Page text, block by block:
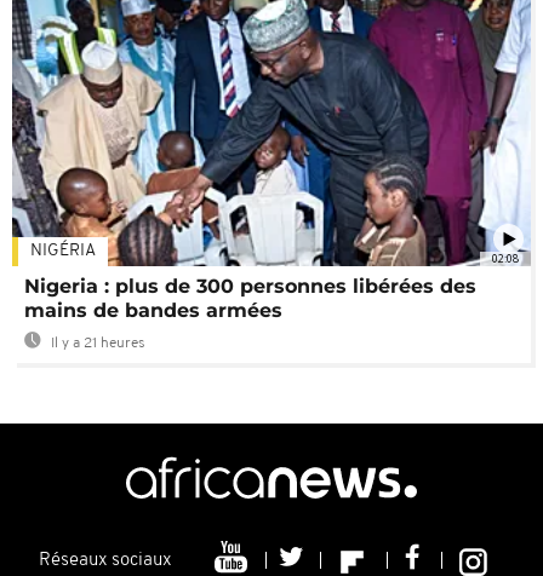
02:08
NIGÉRIA
Nigeria : plus de 300 personnes libérées des
mains de bandes armées
Il y a 21 heures
Réseaux sociaux